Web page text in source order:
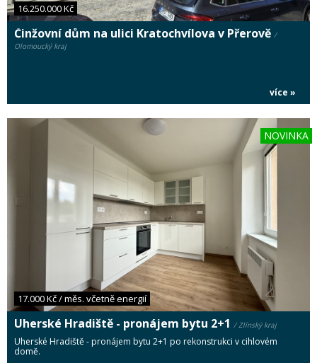
16.250.000 Kč
Činžovní dům na ulici Kratochvílova v Přerově /
Olomoucký kraj
více »
17.000 Kč / měs. včetně energií
NOVINKA
Uherské Hradiště - pronájem bytu 2+1 / Zlínský kraj
Uherské Hradiště - pronájem bytu 2+1 po rekonstrukci v cihlovém
domě.